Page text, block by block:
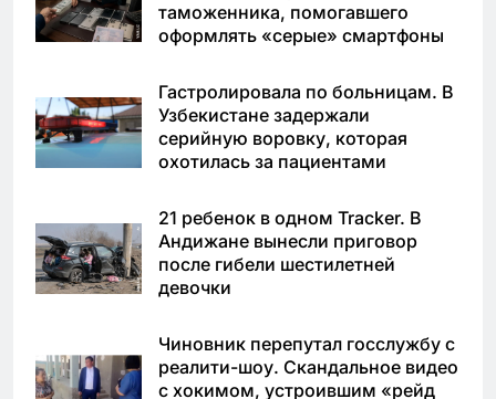
таможенника, помогавшего
оформлять «серые» смартфоны
Гастролировала по больницам. В
Узбекистане задержали
серийную воровку, которая
охотилась за пациентами
21 ребенок в одном Tracker. В
Андижане вынесли приговор
после гибели шестилетней
девочки
Чиновник перепутал госслужбу с
реалити-шоу. Скандальное видео
с хокимом, устроившим «рейд